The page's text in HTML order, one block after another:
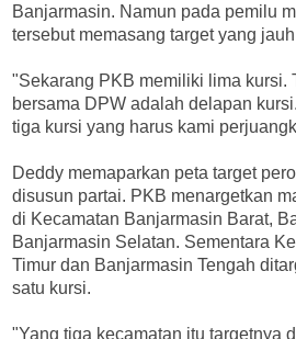
Banjarmasin. Namun pada pemilu
tersebut memasang target yang
"Sekarang PKB memiliki lima kursi.
bersama DPW adalah delapan
tiga kursi yang harus kami
Deddy memaparkan peta target
disusun partai. PKB menargetkan
di Kecamatan Banjarmasin Barat,
Banjarmasin Selatan. Sementara
Timur dan Banjarmasin Tengah
satu kursi.
"Yang tiga kecamatan itu targetnya